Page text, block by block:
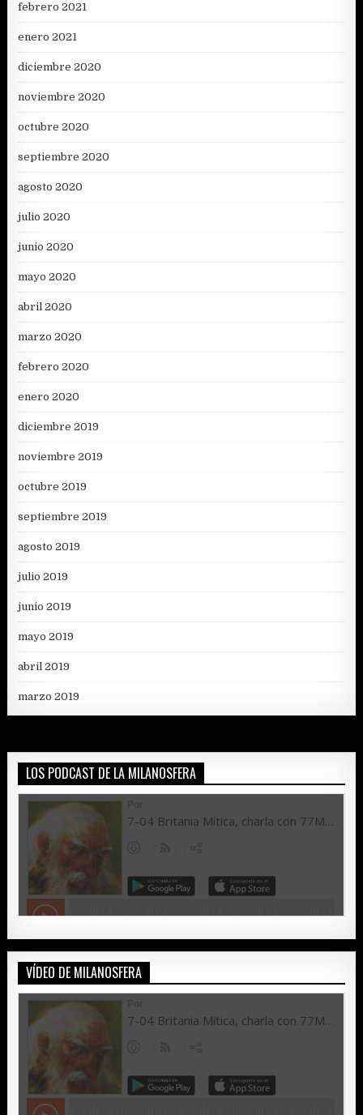
febrero 2021
enero 2021
diciembre 2020
noviembre 2020
octubre 2020
septiembre 2020
agosto 2020
julio 2020
junio 2020
mayo 2020
abril 2020
marzo 2020
febrero 2020
enero 2020
diciembre 2019
noviembre 2019
octubre 2019
septiembre 2019
agosto 2019
julio 2019
junio 2019
mayo 2019
abril 2019
marzo 2019
LOS PODCAST DE LA MILANOSFERA
VÍDEO DE MILANOSFERA